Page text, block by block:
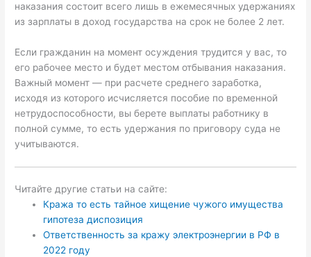
наказания состоит всего лишь в ежемесячных удержаниях
из зарплаты в доход государства на срок не более 2 лет.
Если гражданин на момент осуждения трудится у вас, то
его рабочее место и будет местом отбывания наказания.
Важный момент — при расчете среднего заработка,
исходя из которого исчисляется пособие по временной
нетрудоспособности, вы берете выплаты работнику в
полной сумме, то есть удержания по приговору суда не
учитываются.
Читайте другие статьи на сайте:
Кража то есть тайное хищение чужого имущества
гипотеза диспозиция
Ответственность за кражу электроэнергии в РФ в
2022 году